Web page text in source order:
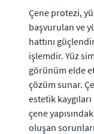
Çene protezi,
başvurulan ve
hattını
işlemdir. Yüz
görünüm elde
çözüm sunar.
estetik
çene
oluşan